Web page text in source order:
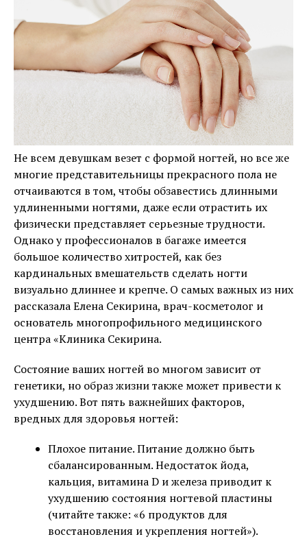
Не всем девушкам везет с формой ногтей, но все же
многие представительницы прекрасного пола не
отчаиваются в том, чтобы обзавестись длинными
удлиненными ногтями, даже если отрастить их
физически представляет серьезные трудности.
Однако у профессионалов в багаже ​​имеется
большое количество хитростей, как без
кардинальных вмешательств сделать ногти
визуально длиннее и крепче. О самых важных из них
рассказала Елена Секирина, врач-косметолог и
основатель многопрофильного медицинского
центра «Клиника Секирина.
Состояние ваших ногтей во многом зависит от
генетики, но образ жизни также может привести к
ухудшению. Вот пять важнейших факторов,
вредных для здоровья ногтей:
Плохое питание. Питание должно быть
сбалансированным. Недостаток йода,
кальция, витамина D и железа приводит к
ухудшению состояния ногтевой пластины
(читайте также: «6 продуктов для
восстановления и укрепления ногтей»).